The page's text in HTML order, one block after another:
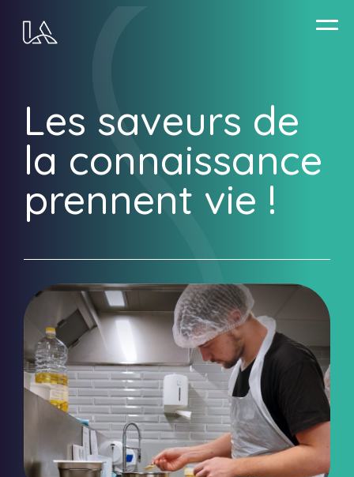
contenu
principal
Les saveurs de
la connaissance
prennent vie !